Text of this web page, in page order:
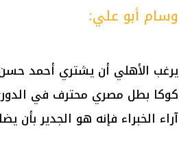
وسام أبو علي:
يرغب الأهلي أن يشتري أحمد
كوكا بطل مصري محترف في
آراء الخبراء فإنه هو الجدير